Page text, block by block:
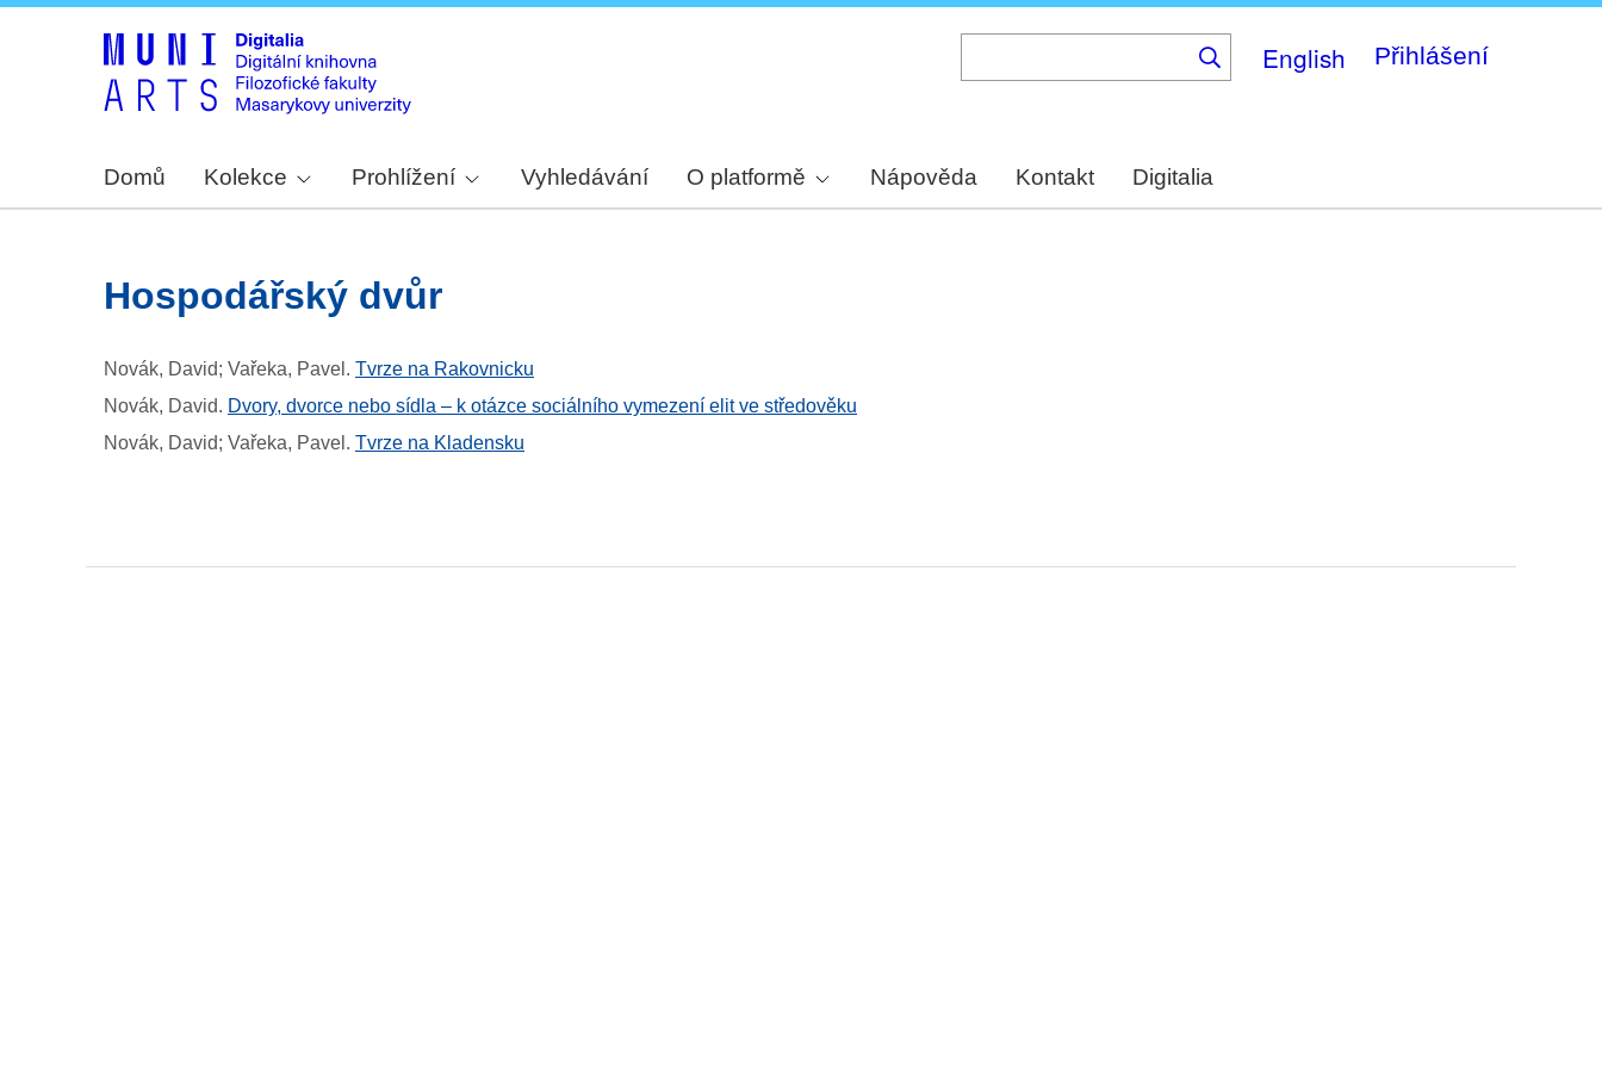
English Přihlášení
Domů Kolekce Prohlížení Vyhledávání O platformě Nápověda Kontakt Digitalia
hospodářský dvůr
Novák, David; Vařeka, Pavel . Tvrze na Rakovnicku
Novák, David. Dvory, dvorce nebo sídla – k otázce sociálního vymezení elit ve středověku
Novák, David; Vařeka, Pavel . Tvrze na Kladensku